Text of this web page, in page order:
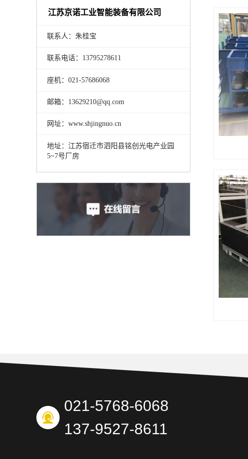
江苏京诺工业智能装备有限公司
联系人：朱桂宝
联系电话：13795278611
座机：021-57686068
邮箱：13629210@qq.com
网址：www.shjingnuo.cn
地址：江苏宿迁市泗阳县铭创光电产业园
5~7号厂房
021-5768-6068
137-9527-8611